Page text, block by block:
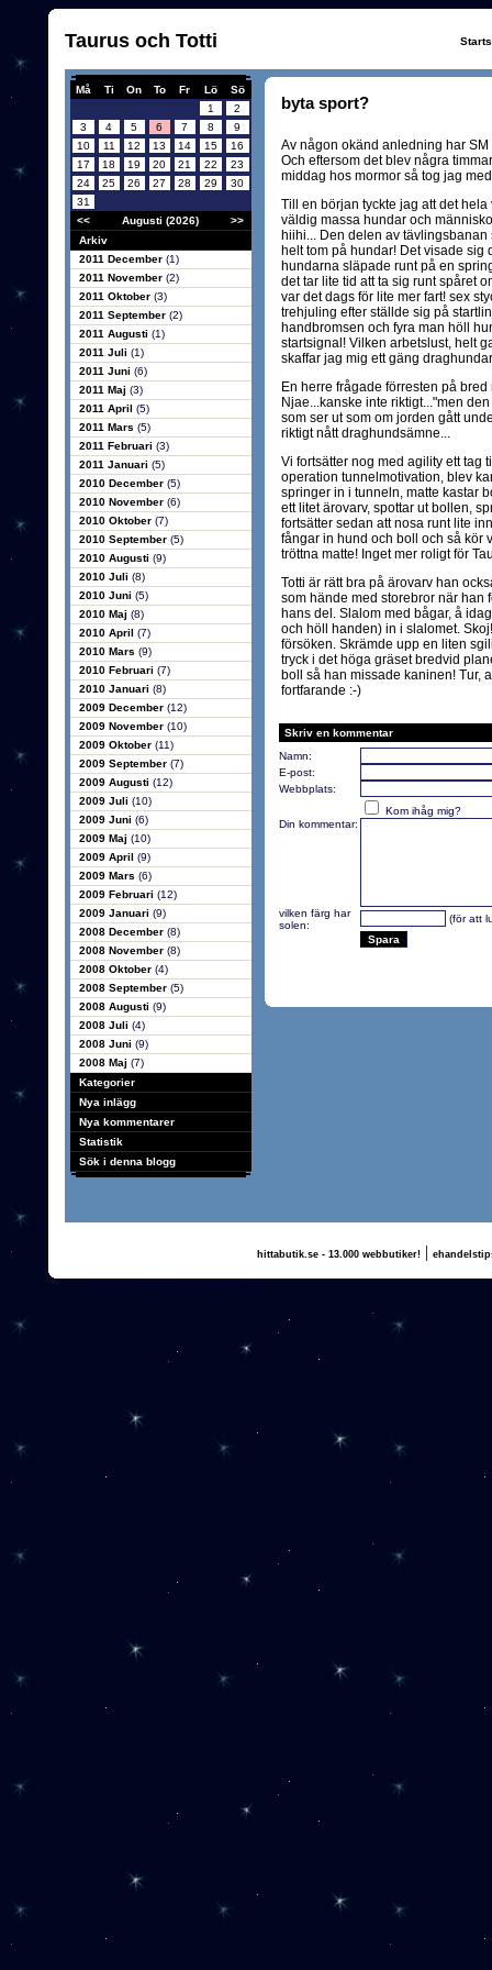
Taurus och Totti
Må Ti On To Fr Lö
Sö
1
2
3
4 5 6 7 8
9
10
11 12 13 14 15
16
17
18 19 20 21 22
23
24
25 26 27 28 29
30
31
<<
Augusti (2026)
>>
Arkiv
2011 December (1)
2011 November (2)
2011 Oktober (3)
2011 September (2)
2011 Augusti (1)
2011 Juli (1)
2011 Juni (6)
2011 Maj (3)
2011 April (5)
2011 Mars (5)
2011 Februari (3)
2011 Januari (5)
2010 December (5)
2010 November (6)
2010 Oktober (7)
2010 September (5)
2010 Augusti (9)
2010 Juli (8)
2010 Juni (5)
2010 Maj (8)
2010 April (7)
2010 Mars (9)
2010 Februari (7)
2010 Januari (8)
2009 December (12)
2009 November (10)
2009 Oktober (11)
2009 September (7)
2009 Augusti (12)
2009 Juli (10)
2009 Juni (6)
2009 Maj (10)
2009 April (9)
2009 Mars (6)
2009 Februari (12)
2009 Januari (9)
2008 December (8)
2008 November (8)
2008 Oktober (4)
2008 September (5)
2008 Augusti (9)
2008 Juli (4)
2008 Juni (9)
2008 Maj (7)
Kategorier
Nya inlägg
Nya kommentarer
Statistik
Sök i denna blogg
byta sport?
Av någon okänd anledning har
Och eftersom det blev några
middag hos mormor så tog jag
Till en början tyckte jag att det
väldig massa hundar och
hiihi... Den delen av
helt tom på hundar! Det visade sig
hundarna släpade runt på en
det tar lite tid att ta sig runt spåret
var det dags för lite mer fart! sex
trehjuling efter ställde sig på
handbromsen och fyra man höll
startsignal! Vilken arbetslust, helt
skaffar jag mig ett gäng
En herre frågade förresten på
Njae...kanske inte riktigt..."men
som ser ut som om jorden gått
riktigt nått draghundsämne...
Vi fortsätter nog med agility ett tag
operation tunnelmotivation, blev
springer in i tunneln, matte kastar
ett litet ärovarv, spottar ut bollen,
fortsätter sedan att nosa runt lite
fångar in hund och boll och så kör
tröttna matte! Inget mer roligt för
Totti är rätt bra på ärovarv han
som hände med storebror när han
hans del. Slalom med bågar, å
och höll handen) in i slalomet.
försöken. Skrämde upp en liten
tryck i det höga gräset bredvid
boll så han missade kaninen! Tur,
fortfarande :-)
Skriv en kommentar
Namn:
E-post:
Webbplats:
Kom ihåg mig?
Din kommentar:
vilken färg har
solen:
(för att
hittabutik.se - 13.000 webbutiker!|